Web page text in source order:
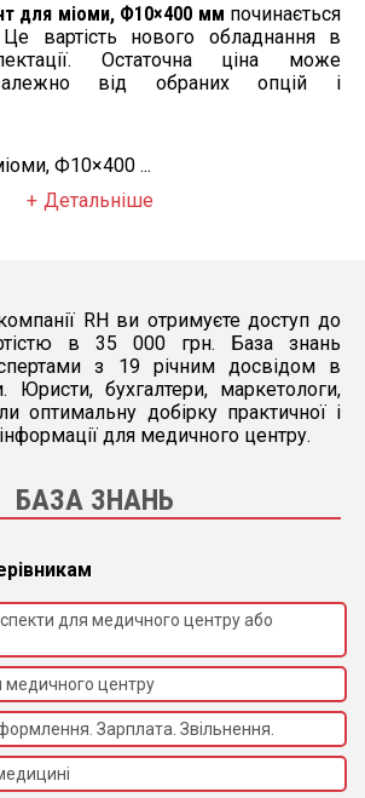
для міоми, Ф10×400 мм починається
вартість нового обладнання в
Остаточна ціна може
від обраних опцій і
Ф10×400 ...
Детальніше
RH ви отримуєте доступ до
в 35 000 грн. База знань
з 19 річним досвідом в
Юристи, бухгалтери, маркетологи,
оптимальну добірку практичної і
інформації для медичного центру.
БАЗА ЗНАНЬ
для медичного центру або
медичного центру
Зарплата. Звільнення.